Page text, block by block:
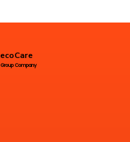
ecoCare
Group Company